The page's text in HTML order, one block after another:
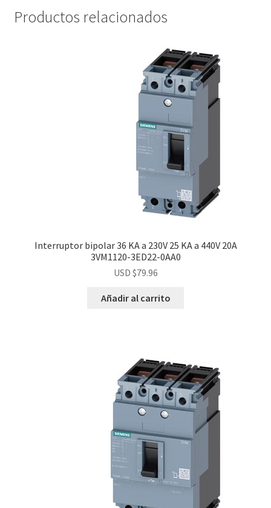
Productos relacionados
Interruptor bipolar 36 KA a 230V 25 KA a 440V 20A
3VM1120-3ED22-0AA0
USD $79.96
Añadir al carrito